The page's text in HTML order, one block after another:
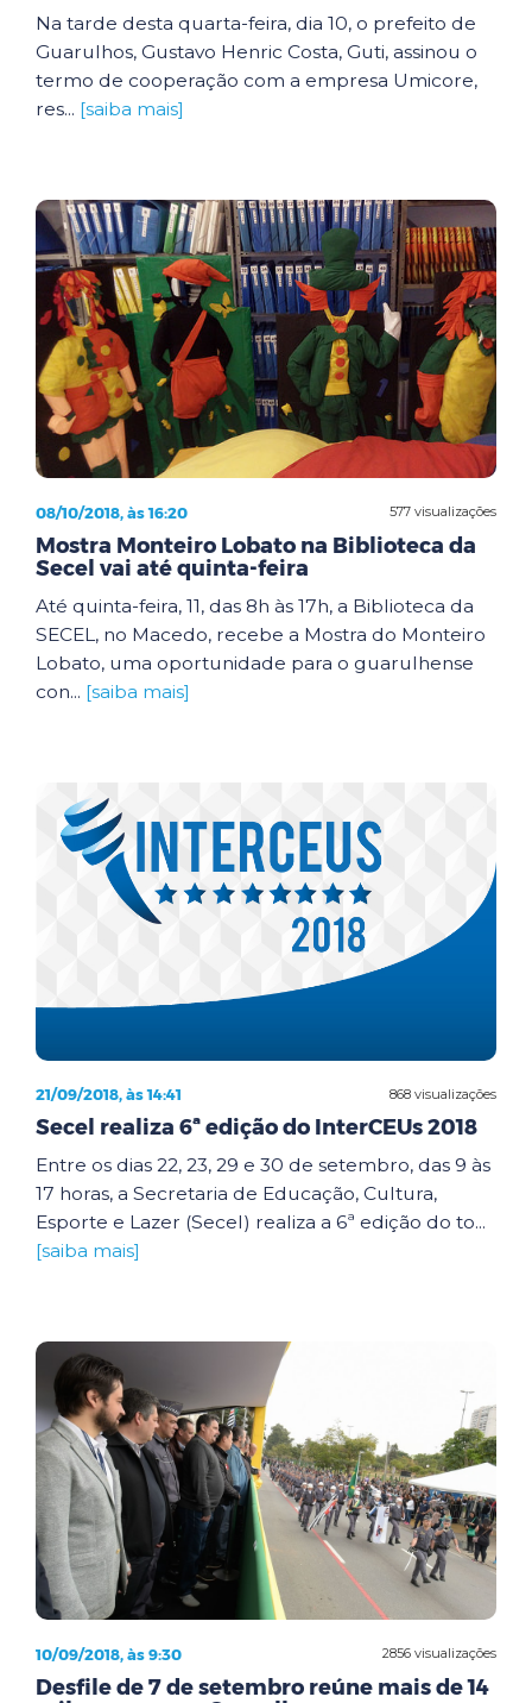
Na tarde desta quarta-feira, dia 10, o prefeito de
Guarulhos, Gustavo Henric Costa, Guti, assinou o
termo de cooperação com a empresa Umicore,
res... [saiba mais]
577 visualizações
08/10/2018, às 16:20
Mostra Monteiro Lobato na Biblioteca da
Secel vai até quinta-feira
Até quinta-feira, 11, das 8h às 17h, a Biblioteca da
SECEL, no Macedo, recebe a Mostra do Monteiro
Lobato, uma oportunidade para o guarulhense
con... [saiba mais]
868 visualizações
21/09/2018, às 14:41
Secel realiza 6ª edição do InterCEUs 2018
Entre os dias 22, 23, 29 e 30 de setembro, das 9 às
17 horas, a Secretaria de Educação, Cultura,
Esporte e Lazer (Secel) realiza a 6ª edição do to...
[saiba mais]
2856 visualizações
10/09/2018, às 9:30
Desfile de 7 de setembro reúne mais de 14